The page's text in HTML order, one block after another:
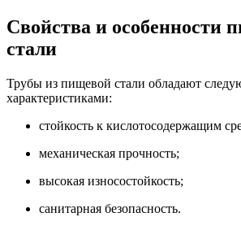
Свойства и особенности
стали
Трубы из пищевой стали обладают
характеристиками:
стойкость к кислотосодержащим
механическая прочность;
высокая износостойкость;
санитарная безопасность.